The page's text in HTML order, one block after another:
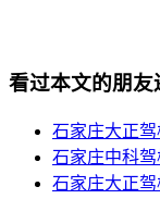
看过本文的朋友
石家庄大正
石家庄中科
石家庄大正